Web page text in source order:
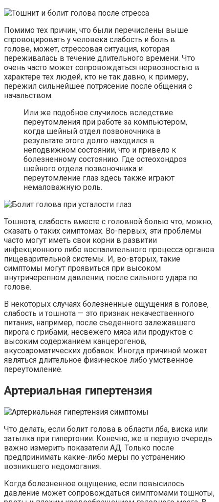
Помимо тех причин, что были перечислены выше
спровоцировать у человека слабость и боль в
голове, может, стрессовая ситуация, которая
переживалась в течение длительного времени. Что
очень часто может сопровождаться нервозностью в
характере тех людей, кто не так давно, к примеру,
пережил сильнейшее потрясение после общения с
начальством.
Или же подобное случилось вследствие
переутомления при работе за компьютером,
когда шейный отдел позвоночника в
результате этого долго находился в
неподвижном состоянии, что и привело к
болезненному состоянию. Где остеохондроз
шейного отдела позвоночника и
переутомление глаз здесь также играют
немаловажную роль.
Тошнота, слабость вместе с головной болью что, можно,
сказать о таких симптомах. Во-первых, эти проблемы
часто могут иметь свои корни в развитии
инфекционного либо воспалительного процесса органов
пищеварительной системы. И, во-вторых, такие
симптомы могут проявиться при высоком
внутричерепном давлении, после сильного удара по
голове.
В некоторых случаях болезненные ощущения в голове,
слабость и тошнота — это признак некачественного
питания, например, после съеденного залежавшего
пирога с грибами, несвежего мяса или продуктов с
высоким содержанием канцерогенов,
вкусоароматических добавок. Иногда причиной может
являться длительное физическое либо умственное
переутомление.
Артериальная гипертензия
Что делать, если болит голова в области лба, виска или
затылка при гипертонии. Конечно, же в первую очередь
важно измерить показатели АД. Только после
предпринимать какие-либо меры по устранению
возникшего недомогания.
Когда болезненное ощущение, если повысилось
давление может сопровождаться симптомами тошноты,